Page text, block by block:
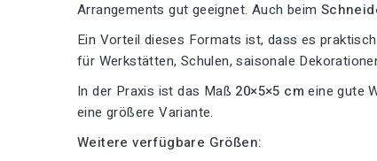
Arrangements gut geeignet. Auch beim
Ein Vorteil dieses Formats ist, dass es
für Werkstätten, Schulen, saisonale
In der Praxis ist das Maß 20×5×5 cm eine gute
eine größere Variante.
Weitere verfügbare Größen: